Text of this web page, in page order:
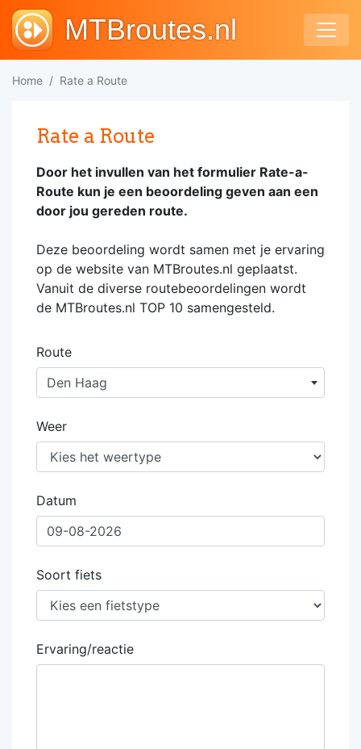
MTBroutes.nl
Home Rate a Route
Rate a Route
Door het invullen van het formulier Rate-a-
Route kun je een beoordeling geven aan een
door jou gereden route.
Deze beoordeling wordt samen met je ervaring
op de website van MTBroutes.nl geplaatst.
Vanuit de diverse routebeoordelingen wordt
de MTBroutes.nl TOP 10 samengesteld.
Route
Den Haag
Weer
Datum
Soort fiets
Ervaring/reactie